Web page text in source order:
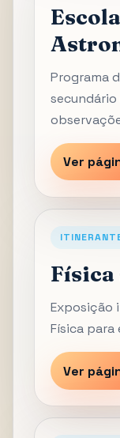
Programa
Ver
Física
Exposição
Física para
Ver